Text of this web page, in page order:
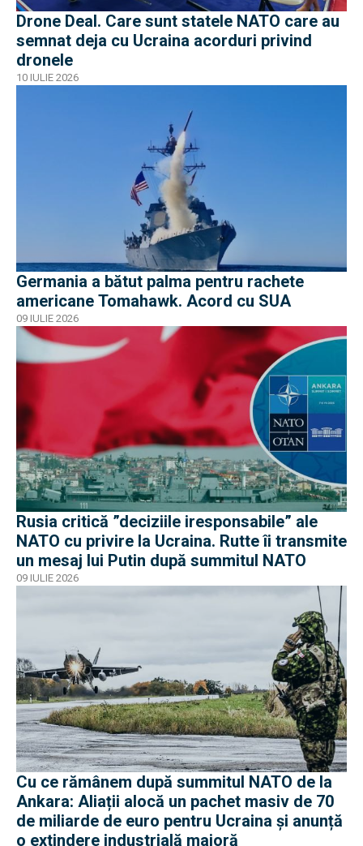
Drone Deal. Care sunt statele NATO care au
semnat deja cu Ucraina acorduri privind
dronele
10 IULIE 2026
Germania a bătut palma pentru rachete
americane Tomahawk. Acord cu SUA
09 IULIE 2026
Rusia critică ”deciziile iresponsabile” ale
NATO cu privire la Ucraina. Rutte îi transmite
un mesaj lui Putin după summitul NATO
09 IULIE 2026
Cu ce rămânem după summitul NATO de la
Ankara: Aliații alocă un pachet masiv de 70
de miliarde de euro pentru Ucraina și anunță
o extindere industrială majoră